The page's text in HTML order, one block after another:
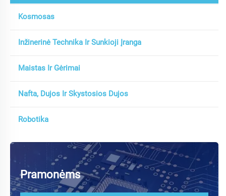
Kosmosas
Inžinerinė Technika Ir Sunkioji Įranga
Maistas Ir Gėrimai
Nafta, Dujos Ir Skystosios Dujos
Robotika
Pramonėms